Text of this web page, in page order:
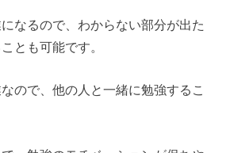
なるので、わからない部分が出た
とも可能です。
ので、他の人と一緒に勉強するこ